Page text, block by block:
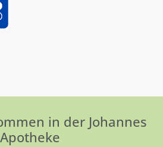
in der Johannes
Apotheke